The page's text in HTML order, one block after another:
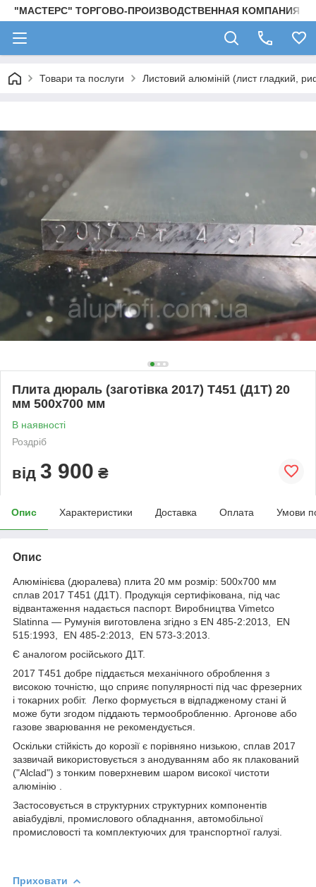
"МАСТЕРС" ТОРГОВО-ПРОИЗВОДСТВЕННАЯ КОМПАНИЯ
Товари та послуги Листовий алюміній (лист гладкий,
Плита дюраль (заготівка 2017) T451 (Д1Т) 20
мм 500х700 мм
В наявності
Роздріб
від 3 900 ₴
Опис Характеристики Доставка Оплата Умови
Опис
Алюмінієва (дюралева) плита 20 мм розмір: 500х700 мм
сплав 2017 Т451 (Д1Т). Продукція сертифікована, під час
відвантаження надається паспорт. Виробництва Vimetco
Slatinna ― Румунія виготовлена згідно з EN 485-2:2013, EN
515:1993, EN 485-2:2013, EN 573-3:2013.
Є аналогом російського Д1Т.
2017 Т451 добре піддається механічного оброблення з
високою точністю, що сприяє популярності під час фрезерних
і токарних робіт. Легко формується в відпадженому стані й
може бути згодом піддають термообробленню. Аргонове або
газове зварювання не рекомендується.
Оскільки стійкість до корозії є порівняно низькою, сплав 2017
зазвичай використовується з анодуванням або як плакований
("Alclad") з тонким поверхневим шаром високої чистоти
алюмінію .
Застосовується в структурних структурних компонентів
авіабудівлі, промислового обладнання, автомобільної
промисловості та комплектуючих для транспортної галузі.
Приховати